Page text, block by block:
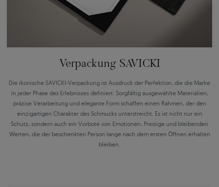
Verpackung SAVICKI
Die ikonische SAVICKI-Verpackung ist Ausdruck der Perfektion, die die Marke
in jeder Phase des Erlebnisses definiert. Sorgfältig ausgewählte Materialien,
präzise Verarbeitung und elegante Form schaffen einen Rahmen, der den
einzigartigen Charakter des Schmucks unterstreicht. Es ist nicht nur ein
Schutz, sondern auch ein Vorbote von Emotionen, Prestige und bleibenden
Werten, die der beschenkten Person lange nach dem ersten Öffnen erhalten
bleiben.